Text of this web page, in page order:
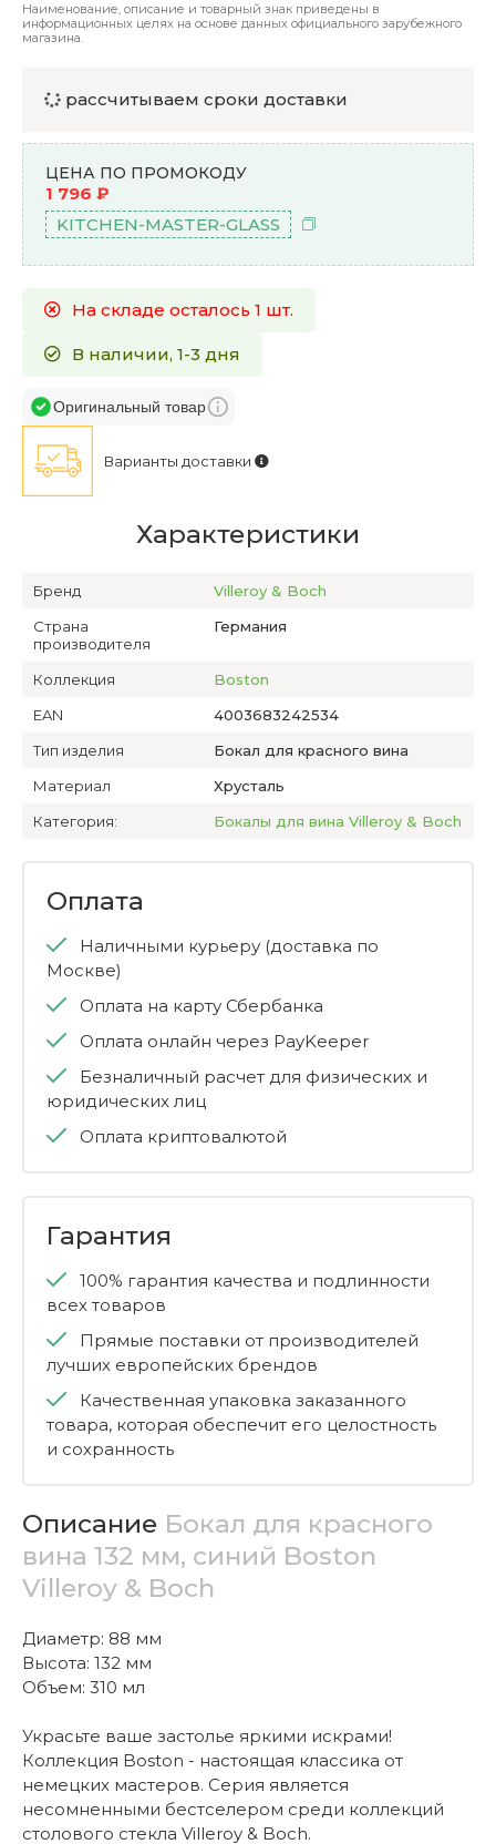
Наименование, описание и товарный знак приведены в
информационных целях на основе данных официального зарубежного
магазина.
рассчитываем сроки доставки
ЦЕНА ПО ПРОМОКОДУ
KITCHEN-MASTER-GLASS
1 796 ₽
Варианты доставки
В наличии, 1-3 дня
Оригинальный товар
На складе осталось 1 шт.
Характеристики
Бренд
Villeroy & Boch
Страна
производителя
Германия
Коллекция
Boston
EAN
4003683242534
Тип изделия
Бокал для красного вина
Материал
Хрусталь
Категория:
Бокалы для вина Villeroy & Boch
Оплата
Наличными курьеру (доставка по
Москве)
Оплата на карту Сбербанка
Оплата онлайн через PayKeeper
Безналичный расчет для физических и
юридических лиц
Оплата криптовалютой
Гарантия
100% гарантия качества и подлинности
всех товаров
Прямые поставки от производителей
лучших европейских брендов
Качественная упаковка заказанного
товара, которая обеспечит его целостность
и сохранность
Описание Бокал для красного
вина 132 мм, синий Boston
Villeroy & Boch
Диаметр: 88 мм
Высота: 132 мм
Объем: 310 мл
Украсьте ваше застолье яркими искрами!
Коллекция Boston - настоящая классика от
немецких мастеров. Серия является
несомненными бестселером среди коллекций
столового стекла Villeroy & Boch.